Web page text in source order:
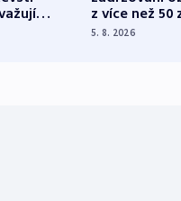
z více než 50
Bojovali na
5. 8. 2026